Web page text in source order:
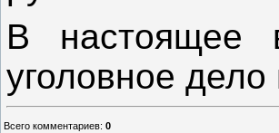
В настоящее
уголовное
Всего комментариев: 0